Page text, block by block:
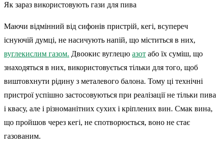
Як зараз використовують гази для пива
Маючи відмінний від сифонів пристрій, кегі, всупереч
існуючій думці, не насичують напій, що міститься в них,
вуглекислим газом. Двоокис вуглецю азот або їх суміш, що
знаходяться в них, використовується тільки для того, щоб
виштовхнути рідину з металевого балона. Тому ці технічні
пристрої успішно застосовуються при реалізації не тільки пива
і квасу, але і різноманітних сухих і кріплених вин. Смак вина,
що пройшов через кегі, не спотворюється, воно не стає
газованим.